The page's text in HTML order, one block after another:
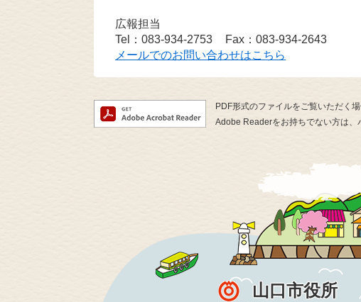
広報担当
Tel：083-934-2753
Fax：083-934-2643
メールでのお問い合わせはこちら
PDF形式のファイルをご覧いただく
Adobe Readerをお持ちでない方は、
山口市役所